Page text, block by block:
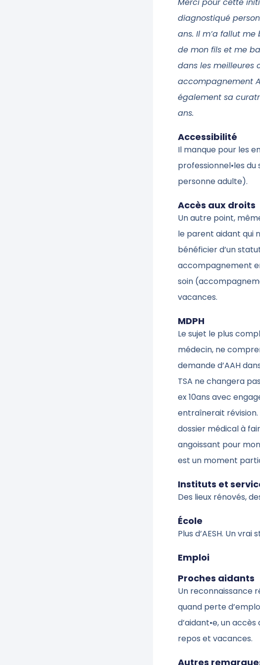
Merci pour cette
diagnostiqué
ans. Il m’a fallut
de mon fils et me
dans les meilleures
accompagnement
également sa
ans.
Accessibilité
Il manque pour les
professionnel•les
personne adulte).
Accès aux droits
Un autre point,
le parent aidant qui
bénéficier d’un
accompagnement
soin
vacances.
MDPH
Le sujet le plus
médecin, ne
demande d’AAH
TSA ne changera
ex 10ans avec
entraînerait révision.
dossier médical à
angoissant pour
est un moment
Instituts et
Des lieux rénovés,
École
Plus d’AESH. Un
Emploi
Proches aidants
Un reconnaissance
quand perte
d’aidant•e, un
repos et vacances.
Autres